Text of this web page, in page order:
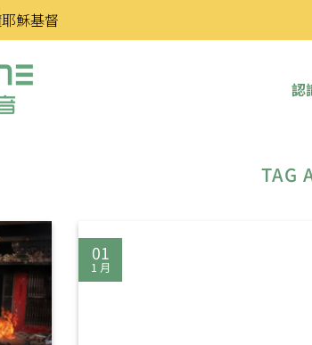
穌基督
認
TAG
01
1 月